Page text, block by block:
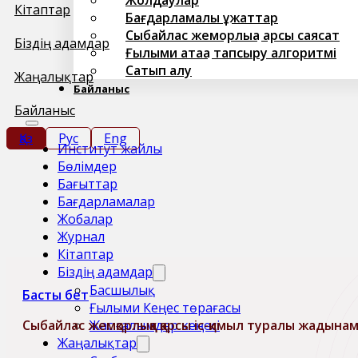
Бағдарламалық құжаттар
Сыбайлас жемқорлыққа қарсы саясат
Ғылыми атаққа тапсыру алгоритмі
Сатып алу
Байланыс
Институт жайлы
Бөлімдер
Бағыттар
Бағдарламалар
Жобалар
Журнал
Кітаптар
Біздің адамдар
Басшылық
Ғылыми Кеңес төрағасы
Жас ғалымдар кеңесі
Жаңалықтар
Кітаптар
Біздің адамдар
Жаңалықтар
Байланыс
Қаз
Рус Eng
Басты бет
Сыбайлас жемқорлыққа қарсы іс-қимыл туралы